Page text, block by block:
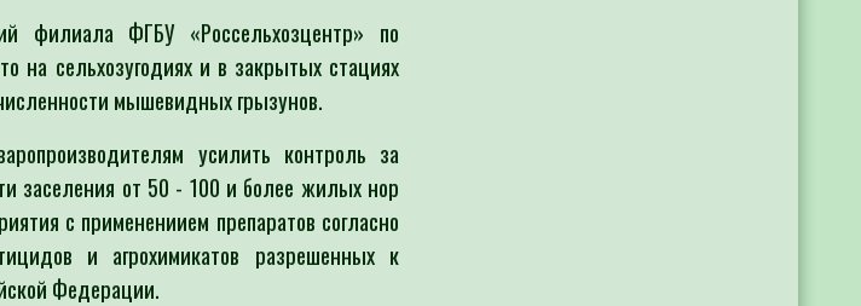
филиала ФГБУ «Россельхозцентр» по
на сельхозугодиях и в закрытых стациях
мышевидных грызунов.
усилить контроль за
заселения от 50 - 100 и более жилых нор
с применениием препаратов согласно
и агрохимикатов разрешенных к
Федерации.